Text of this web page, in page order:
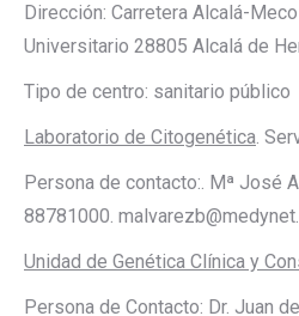
Dirección: Carretera Alcalá-
Universitario 28805 Alcalá de
Tipo de centro: sanitario público
Laboratorio de Citogenética.
Persona de contacto:. Mª José
88781000.
Unidad de Genética Clínica y
Persona de Contacto: Dr. Juan